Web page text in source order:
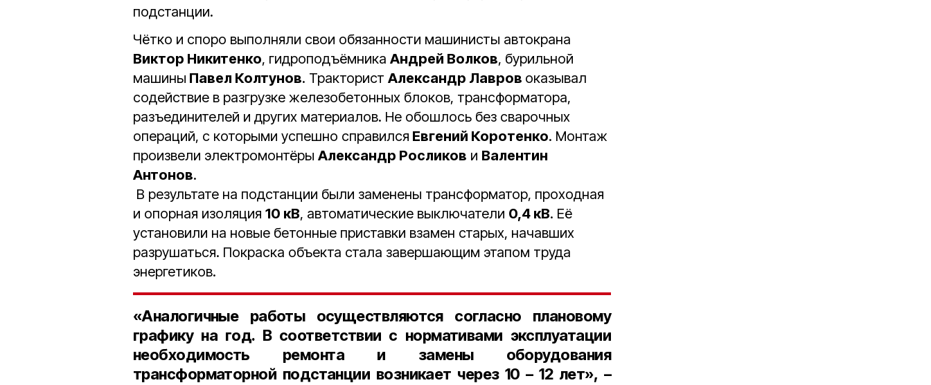
подстанции.
Чётко и споро выполняли свои обязанности машинисты автокрана
Виктор Никитенко, гидроподъёмника Андрей Волков, бурильной
машины Павел Колтунов. Тракторист Александр Лавров оказывал
содействие в разгрузке железобетонных блоков, трансформатора,
разъединителей и других материалов. Не обошлось без сварочных
операций, с которыми успешно справился Евгений Коротенко. Монтаж
произвели электромонтёры Александр Росликов и Валентин
Антонов.
В результате на подстанции были заменены трансформатор, проходная
и опорная изоляция 10 кВ, автоматические выключатели 0,4 кВ. Её
установили на новые бетонные приставки взамен старых, начавших
разрушаться. Покраска объекта стала завершающим этапом труда
энергетиков.
«Аналогичные работы осуществляются согласно плановому
графику на год. В соответствии с нормативами эксплуатации
необходимость ремонта и замены оборудования
трансформаторной подстанции возникает через10 – 12 лет», –